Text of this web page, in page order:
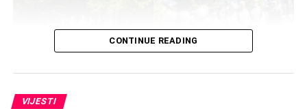
CONTINUE READING
VIJESTI